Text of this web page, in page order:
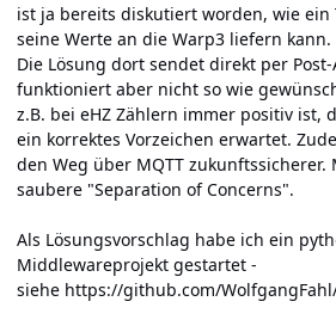
ist ja bereits diskutiert worden, wie ein
seine Werte an die Warp3 liefern kann.
Die Lösung dort sendet direkt per Post-
funktioniert aber nicht so wie
z.B. bei eHZ Zählern immer positiv ist,
ein korrektes Vorzeichen erwartet.
den Weg über MQTT zukunftssicherer.
saubere "Separation of Concerns".
Als Lösungsvorschlag habe ich ein
Middlewareprojekt gestartet -
siehe https://github.com/